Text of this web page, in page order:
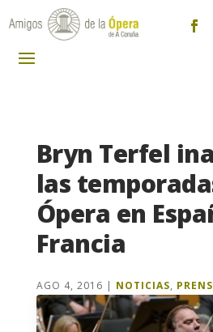
Bryn Terfel
las
Ópera en
Francia
AGO 4, 2016 | NOTICIAS,